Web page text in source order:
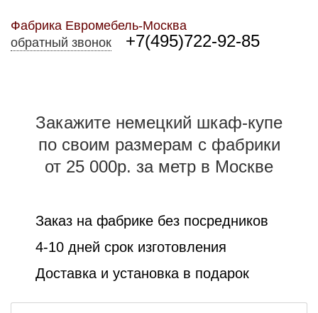
Фабрика Евромебель-Москва
обратный звонок
+7(495)722-92-85
Закажите немецкий шкаф-купе
по своим размерам с фабрики
от 25 000р. за метр в Москве
Заказ на фабрике без посредников
4-10 дней срок изготовления
Доставка и установка в подарок